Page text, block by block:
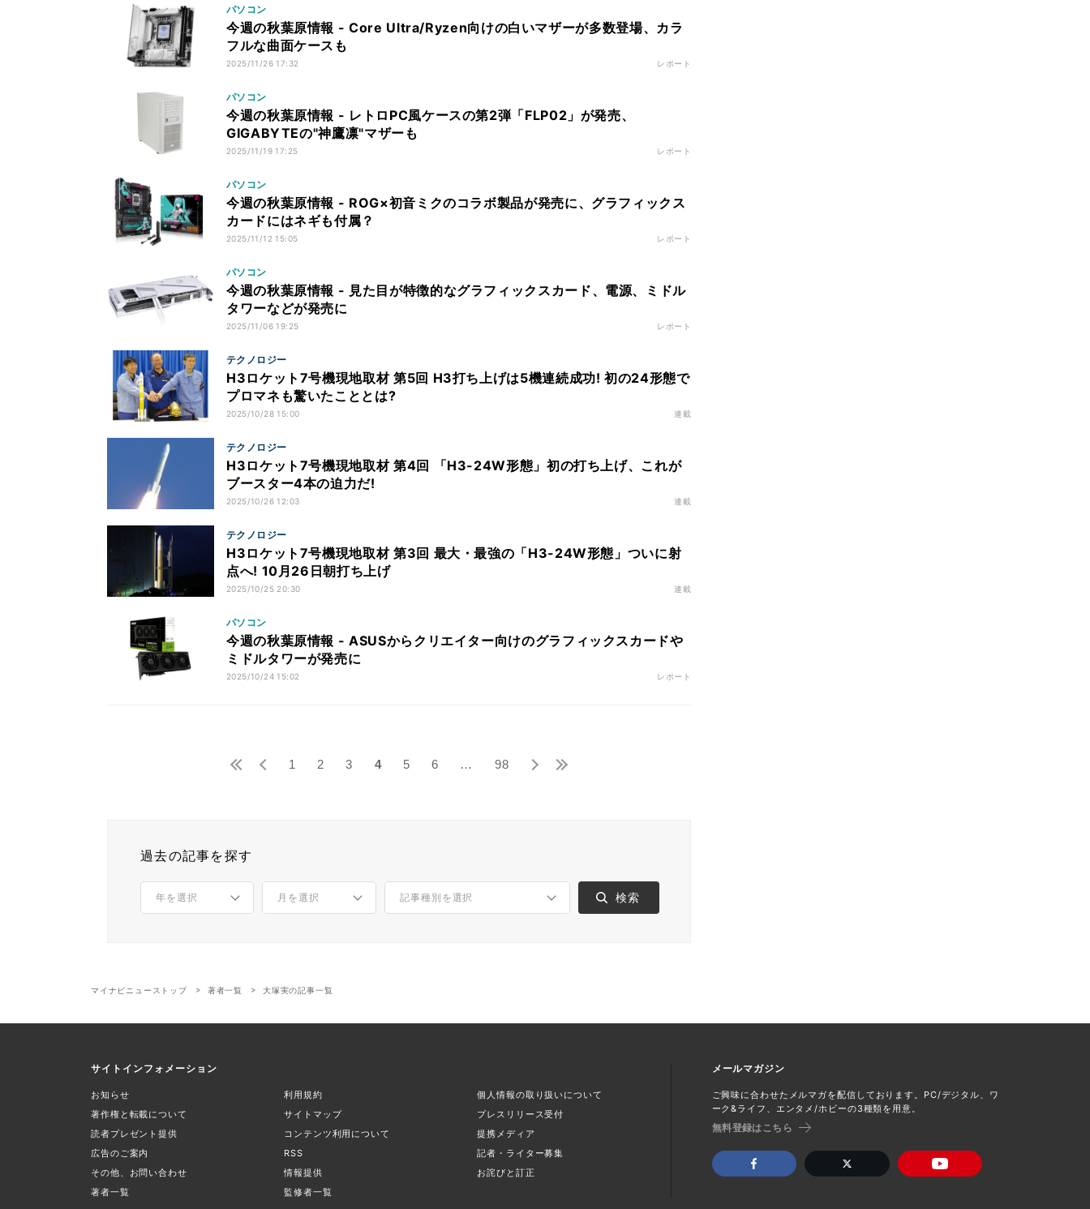
パソコン
今週の秋葉原情報 - Core Ultra/Ryzen向けの白いマザーが多数登場、カラ
フルな曲面ケースも
2025/11/26 17:32 レポート
パソコン
今週の秋葉原情報 - レトロPC風ケースの第2弾「FLP02」が発売、
GIGABYTEの"神鷹凛"マザーも
2025/11/19 17:25 レポート
パソコン
今週の秋葉原情報 - ROG×初音ミクのコラボ製品が発売に、グラフィックス
カードにはネギも付属？
2025/11/12 15:05 レポート
パソコン
今週の秋葉原情報 - 見た目が特徴的なグラフィックスカード、電源、ミドル
タワーなどが発売に
2025/11/06 19:25 レポート
テクノロジー
H3ロケット7号機現地取材 第5回 H3打ち上げは5機連続成功! 初の24形態で
プロマネも驚いたこととは?
2025/10/28 15:00 連載
テクノロジー
H3ロケット7号機現地取材 第4回 「H3-24W形態」初の打ち上げ、これが
ブースター4本の迫力だ!
2025/10/26 12:03 連載
テクノロジー
H3ロケット7号機現地取材 第3回 最大・最強の「H3-24W形態」ついに射
点へ! 10月26日朝打ち上げ
2025/10/25 20:30 連載
パソコン
今週の秋葉原情報 - ASUSからクリエイター向けのグラフィックスカードや
ミドルタワーが発売に
2025/10/24 15:02 レポート
1 2 3 4 5 6 … 98
過去の記事を探す
マイナビニューストップ 著者一覧 大塚実の記事一覧
サイトインフォメーション
お知らせ 利用規約
個人情報の取り扱いについて
著作権と転載について
サイトマップ
プレスリリース受付
読者プレゼント提供
コンテンツ利用について
提携メディア
広告のご案内
RSS
記者・ライター募集
その他、お問い合わせ
情報提供
お詫びと訂正
著者一覧
監修者一覧
メールマガジン
ご興味に合わせたメルマガを配信しております。PC/デジタル、ワ
ーク&ライフ、エンタメ/ホビーの3種類を用意。
無料登録はこちら